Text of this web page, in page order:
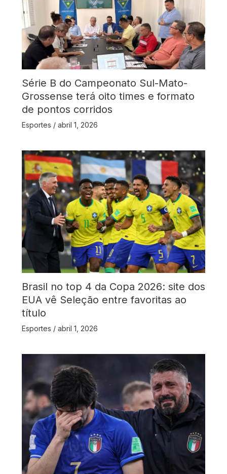
Série B do Campeonato Sul-Mato-
Grossense terá oito times e formato
de pontos corridos
Esportes / abril 1, 2026
Brasil no top 4 da Copa 2026: site dos
EUA vê Seleção entre favoritas ao
título
Esportes / abril 1, 2026